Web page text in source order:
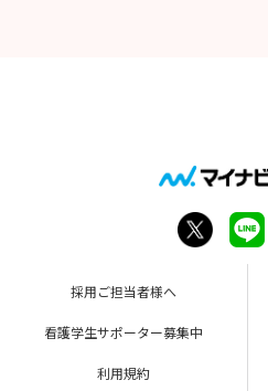
採用ご担当者様へ
看護学生サポーター募集中
利用規約